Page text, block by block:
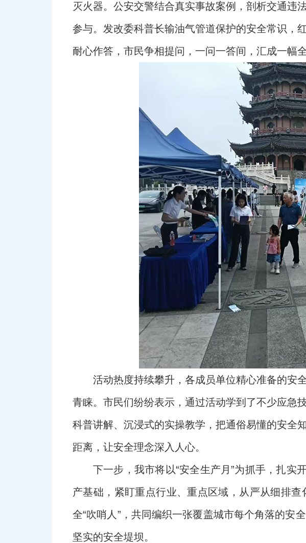
灭火器。公安交警结合真实事故案例，剖析交通违
参与。发改委科普长输油气管道保护的安全常识，
耐心作答，市民争相提问，一问一答间，汇成一幅
活动热度持续攀升，各成员单位精心准备的安
青睐。市民们纷纷表示，通过活动学到了不少应急
科普讲解、沉浸式的实操教学，把通俗易懂的安全
距离，让安全理念深入人心。
下一步，我市将以“安全生产月”为抓手，扎实
产基础，紧盯重点行业、重点区域，从严从细排
全“吹哨人”，共同编织一张覆盖城市每个角落的安
坚实的安全堤坝。